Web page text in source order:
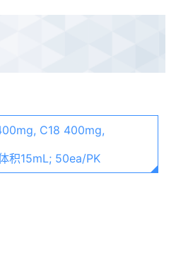
C18 400mg,
积15mL; 50ea/PK